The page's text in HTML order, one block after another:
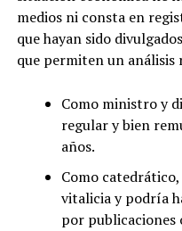
medios ni consta en
que hayan sido
que permiten un análisis
Como ministro y
regular y bien
años.
Como
vitalicia y podría
por publicaciones